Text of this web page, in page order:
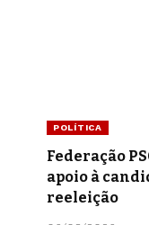
POLÍTICA
Federação
apoio à
reeleição